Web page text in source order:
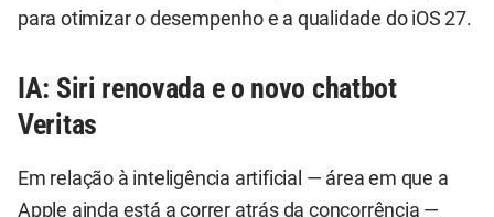
para otimizar o desempenho e a qualidade do iOS 27.
IA: Siri renovada e o novo chatbot
Veritas
Em relação à inteligência artificial — área em que a
Apple ainda está a correr atrás da concorrência —